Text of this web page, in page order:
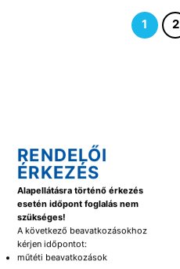
1 2
RENDELŐI
ÉRKEZÉS
Alapellátásra történő érkezés
esetén időpont foglalás nem
szükséges!
A következő beavatkozásokhoz
kérjen időpontot:
műtéti beavatkozások